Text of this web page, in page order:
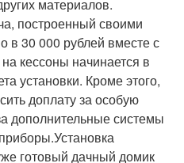
материалов.
построенный своими
в 30 000 рублей вместе с
кессоны начинается в
установки. Кроме этого,
доплату за особую
дополнительные системы
готовый дачный домик